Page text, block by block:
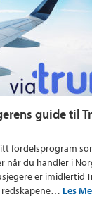
guide til
fordelsprogram
når du handler i
er imidlertid
redskapene… Les